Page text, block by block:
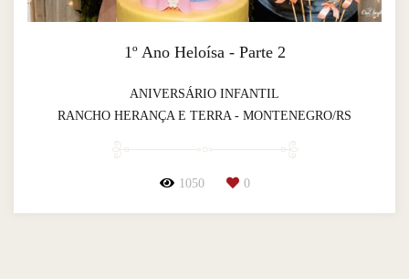
1º Ano Heloísa - Parte 2
ANIVERSÁRIO INFANTIL
RANCHO HERANÇA E TERRA - MONTENEGRO/RS
1050 0